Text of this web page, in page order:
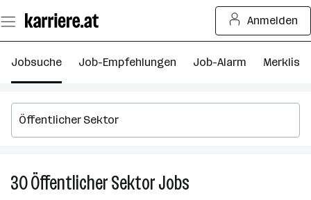
Seiteninhalt
springen
Anmelden
Jobsuche Job-Empfehlungen Job-Alarm Merkliste
30Öffentlicher SektorJobs